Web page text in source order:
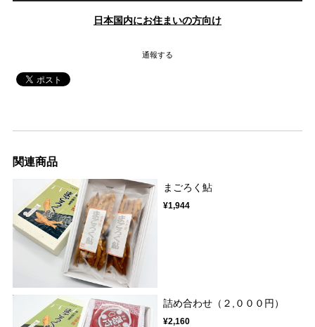
日本国内にお住まいの方向け
通報する
関連商品
まごろく鮎
¥1,944
詰め合わせ（２,０００円）
¥2,160